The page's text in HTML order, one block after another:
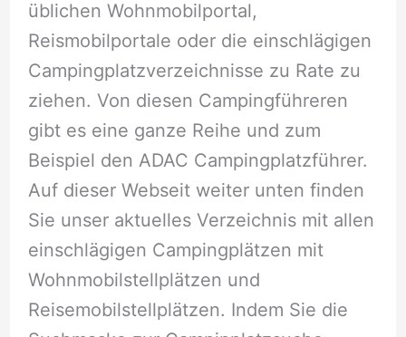
üblichen Wohnmobilportal,
Reismobilportale oder die einschlägigen
Campingplatzverzeichnisse zu Rate zu
ziehen. Von diesen Campingführeren
gibt es eine ganze Reihe und zum
Beispiel den ADAC Campingplatzführer.
Auf dieser Webseit weiter unten finden
Sie unser aktuelles Verzeichnis mit allen
einschlägigen Campingplätzen mit
Wohnmobilstellplätzen und
Reisemobilstellplätzen. Indem Sie die